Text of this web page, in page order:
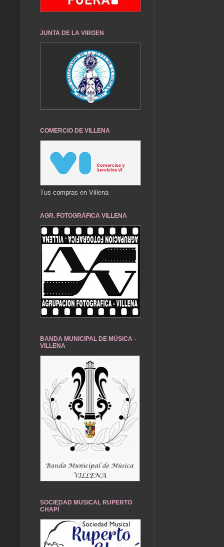
JUNTA DE LA VIRGEN
COMERCIO DE VILLENA
Tus compras en Villena
AGR. FOTOGRÁFICA VILLENA
BANDA MUNICIPAL DE MÚSICA -
VILLENA
SOCIEDAD MUSICAL RUPERTO
CHAPÍ